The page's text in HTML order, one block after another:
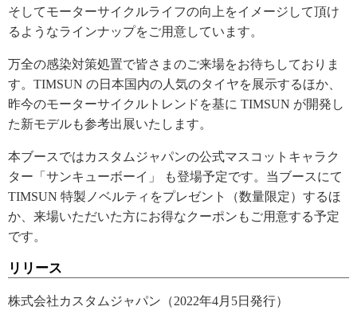
そしてモーターサイクルライフの向上をイメージして頂け
るようなラインナップをご用意しています。
万全の感染対策処置で皆さまのご来場をお待ちしておりま
す。TIMSUN の日本国内の人気のタイヤを展示するほか、
昨今のモーターサイクルトレンドを基に TIMSUN が開発し
た新モデルも参考出展いたします。
本ブースではカスタムジャパンの公式マスコットキャラク
ター「サンキューボーイ」 も登場予定です。当ブースにて
TIMSUN 特製ノベルティをプレゼント（数量限定）するほ
か、来場いただいた方にお得なクーポンもご用意する予定
です。
リリース
株式会社カスタムジャパン（2022年4月5日発行）